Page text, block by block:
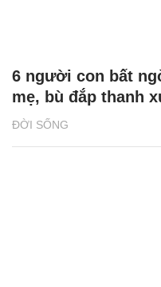
ĐỜI SỐNG
6 người con bất
mẹ, bù đắp thanh